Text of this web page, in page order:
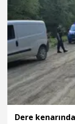
29.05.2026